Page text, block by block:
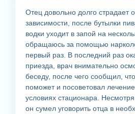
Отец довольно долго страдает
зависимости, после бутылки
водки уходит в запой на
обращаюсь за помощью
первый раз. В последний раз
приезда, врач внимательно
беседу, после чего сообщил,
поможет и посоветовал
условиях стационара.
он сумел уговорить отца в